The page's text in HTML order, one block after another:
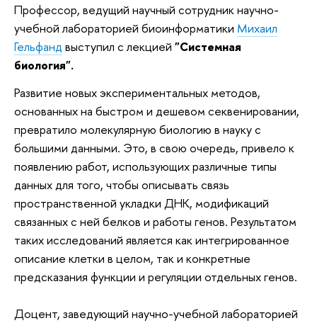
Профессор, ведущий научный сотрудник научно-
учебной лабораторией биоинформатики Михаил
Гельфанд выступил с лекцией "Системная
биология".
Развитие новых экспериментальных методов,
основанных на быстром и дешевом секвенировании,
превратило молекулярную биологию в науку с
большими данными. Это, в свою очередь, привело к
появлению работ, использующих различные типы
данных для того, чтобы описывать связь
пространственной укладки ДНК, модификаций
связанных с ней белков и работы генов. Результатом
таких исследований является как интегрированное
описание клетки в целом, так и конкретные
предсказания функции и регуляции отдельных генов.
Доцент, заведующий научно-учебной лабораторией